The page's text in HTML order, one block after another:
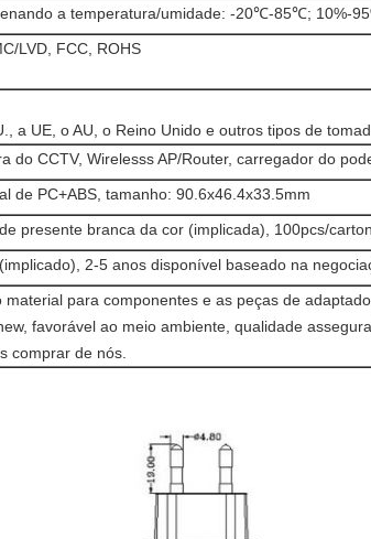
a temperatura/umidade: -20℃-85℃; 10%-
LVD, FCC, ROHS
a UE, o AU, o Reino Unido e outros tipos de
do CCTV, Wirelesss AP/Router, carregador do
de PC+ABS, tamanho: 90.6x46.4x33.5mm
presente branca da cor (implicada), 100pcs/
2-5 anos disponível baseado na
material para componentes e as peças de
favorável ao meio ambiente, qualidade
comprar de nós.